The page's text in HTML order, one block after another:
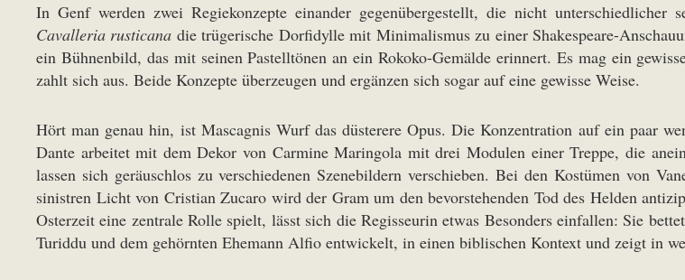
In Genf werden zwei Regiekonzepte einander gegenübergestellt, die nicht
Cavalleria rusticana die trügerische Dorfidylle mit Minimalismus zu einer Shakespeare-
ein Bühnenbild, das mit seinen Pastelltönen an ein Rokoko-Gemälde erinnert. Es mag ein
zahlt sich aus. Beide Konzepte überzeugen und ergänzen sich sogar auf eine gewisse Weise.
Hört man genau hin, ist Mascagnis Wurf das düsterere Opus. Die Konzentration auf ein paar
Dante arbeitet mit dem Dekor von Carmine Maringola mit drei Modulen einer Treppe, die
lassen sich geräuschlos zu verschiedenen Szenebildern verschieben. Bei den Kostümen von
sinistren Licht von Cristian Zucaro wird der Gram um den bevorstehenden Tod des Helden
Osterzeit eine zentrale Rolle spielt, lässt sich die Regisseurin etwas Besonders einfallen: Sie
Turiddu und dem gehörnten Ehemann Alfio entwickelt, in einen biblischen Kontext und zeigt in